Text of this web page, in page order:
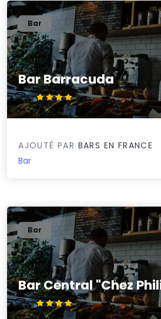
Bar Barracuda
4.3/5
Bar
AJOUTÉ PAR BARS EN FRANCE
Bar
Bar Central "Chez
4.4/5
Bar